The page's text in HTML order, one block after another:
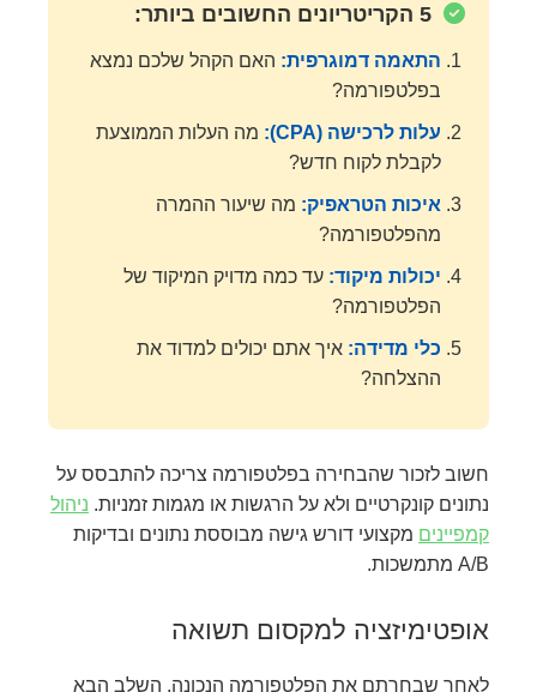
5 הקריטריונים החשובים ביותר:
התאמה דמוגרפית: האם הקהל שלכם נמצא
בפלטפורמה?
עלות לרכישה (CPA):
מה העלות הממוצעת
לקבלת לקוח חדש?
איכות הטראפיק: מה שיעור ההמרה
מהפלטפורמה?
יכולות מיקוד: עד כמה מדויק המיקוד של
הפלטפורמה?
כלי מדידה: איך אתם יכולים למדוד את
ההצלחה?
חשוב לזכור שהבחירה בפלטפורמה צריכה להתבסס על
נתונים קונקרטיים ולא על הרגשות או מגמות זמניות. ניהול
קמפיינים מקצועי דורש גישה מבוססת נתונים ובדיקות
A/B מתמשכות.
אופטימיזציה למקסום תשואה
לאחר שבחרתם את הפלטפורמה הנכונה, השלב הבא